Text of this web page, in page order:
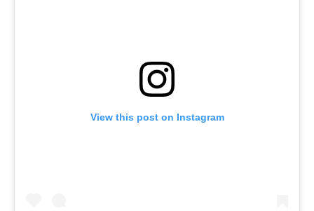
View this post on Instagram